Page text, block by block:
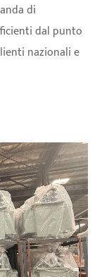
di
dal punto
nazionali e